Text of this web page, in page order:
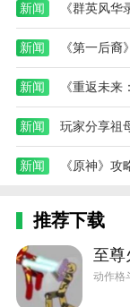
新闻 《群英风
新闻 《第一后
新闻 《重返未
新闻
新闻 《原神》
推荐下载
至尊
动作格